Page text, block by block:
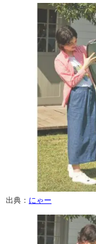
出典： にゃー